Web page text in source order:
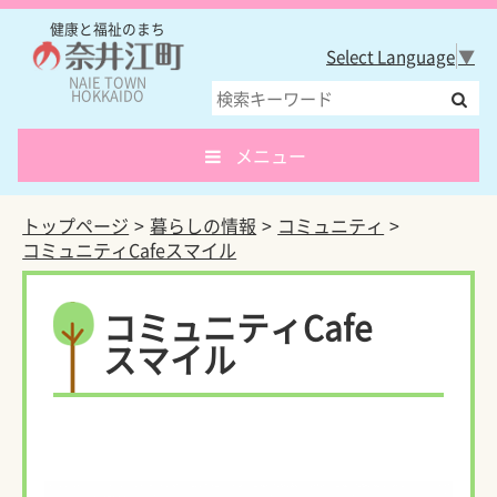
健康と福祉のまち
NAIE TOWN
HOKKAIDO
Select Language▼
メニュー
トップページ 暮らしの情報
コミュニティ
コミュニティCafeスマイル
コミュニティCafe
スマイル